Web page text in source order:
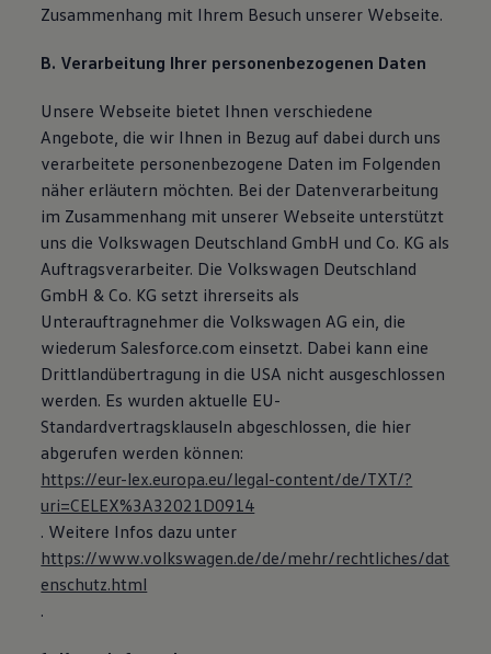
Zusammenhang mit Ihrem Besuch unserer Webseite.
B. Verarbeitung Ihrer personenbezogenen Daten
Unsere Webseite bietet Ihnen verschiedene
Angebote, die wir Ihnen in Bezug auf dabei durch uns
verarbeitete personenbezogene Daten im Folgenden
näher erläutern möchten. Bei der Datenverarbeitung
im Zusammenhang mit unserer Webseite unterstützt
uns die Volkswagen Deutschland GmbH und Co. KG als
Auftragsverarbeiter. Die Volkswagen Deutschland
GmbH & Co. KG setzt ihrerseits als
Unterauftragnehmer die Volkswagen AG ein, die
wiederum Salesforce.com einsetzt. Dabei kann eine
Drittlandübertragung in die USA nicht ausgeschlossen
werden. Es wurden aktuelle EU-
Standardvertragsklauseln abgeschlossen, die hier
abgerufen werden können:
https://eur-lex.europa.eu/legal-content/de/TXT/?
uri=CELEX%3A32021D0914
. Weitere Infos dazu unter
https://www.volkswagen.de/de/mehr/rechtliches/dat
enschutz.html
.